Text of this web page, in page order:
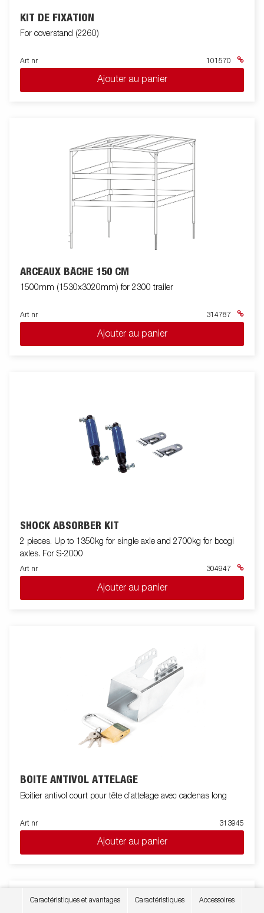
Caractéristiques et avantages Caractéristiques Accessoires
KIT DE FIXATION
For coverstand (2260)
Art nr 101570
Ajouter au panier
ARCEAUX BÂCHE 150 CM
1500mm (1530x3020mm) for 2300 trailer
Art nr 314787
Ajouter au panier
SHOCK ABSORBER KIT
2 pieces. Up to 1350kg for single axle and 2700kg for boogi
axles. For S-2000
Art nr 304947
Ajouter au panier
BOITE ANTIVOL ATTELAGE
Boitier antivol court pour tête d’attelage avec cadenas long
Art nr 313945
Ajouter au panier